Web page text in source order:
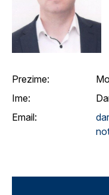
Prezime:
Ime:
Email: